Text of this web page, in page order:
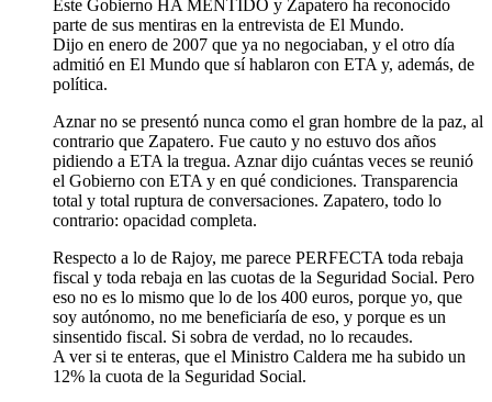
Este Gobierno HA MENTIDO y Zapatero ha reconocido
parte de sus mentiras en la entrevista de El Mundo.
Dijo en enero de 2007 que ya no negociaban, y el otro día
admitió en El Mundo que sí hablaron con ETA y, además, de
política.
Aznar no se presentó nunca como el gran hombre de la paz, al
contrario que Zapatero. Fue cauto y no estuvo dos años
pidiendo a ETA la tregua. Aznar dijo cuántas veces se reunió
el Gobierno con ETA y en qué condiciones. Transparencia
total y total ruptura de conversaciones. Zapatero, todo lo
contrario: opacidad completa.
Respecto a lo de Rajoy, me parece PERFECTA toda rebaja
fiscal y toda rebaja en las cuotas de la Seguridad Social. Pero
eso no es lo mismo que lo de los 400 euros, porque yo, que
soy autónomo, no me beneficiaría de eso, y porque es un
sinsentido fiscal. Si sobra de verdad, no lo recaudes.
A ver si te enteras, que el Ministro Caldera me ha subido un
12% la cuota de la Seguridad Social.